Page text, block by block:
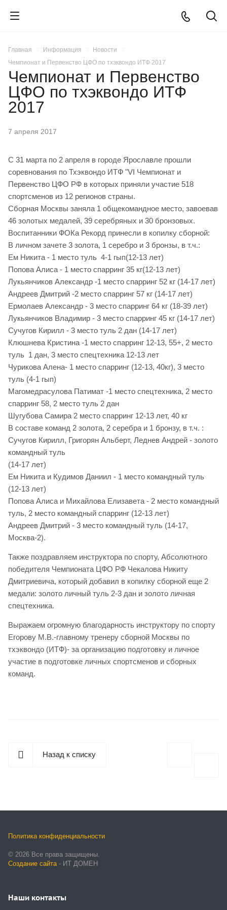
Главная Информация
Новости
Чемпионат и Первенство ЦФО по тхэквондо ИТФ 2017
Чемпионат и Первенство
ЦФО по тхэквондо ИТФ
2017
7 апреля 2017
С 31 марта по 2 апреля в городе Ярославле прошли
соревнования по Тхэквондо ИТФ "VI Чемпионат и
Первенство ЦФО РФ в которых приняли участие 518
спортсменов из 12 регионов страны.
Сборная Москвы заняла 1 общекомандное место, завоевав
46 золотых медалей, 39 серебряных и 30 бронзовых.
Воспитанники ФОКа Рекорд принесли в копилку сборной:
В личном зачете 3 золота, 1 серебро и 3 бронзы, в т.ч.:
Ем Никита - 1 место туль 4-1 гып(12-13 лет)
Попова Алиса - 1 место спарринг 35 кг(12-13 лет)
Лукьянчиков Александр -1 место спарринг 52 кг (14-17 лет)
Андреев Дмитрий -2 место спарринг 57 кг (14-17 лет)
Ермолаев Александр - 3 место спарринг 64 кг (18-39 лет)
Лукьянчиков Владимир - 3 место спарринг 45 кг (14-17 лет)
Сучугов Кирилл - 3 место туль 2 дан (14-17 лет)
Клюшнева Кристина -1 место спарринг 12-13, 55+, 2 место
туль 1 дан, 3 место спецтехника 12-13 лет
Чурикова Алена- 1 место спарринг (12-13, 40кг), 3 место
туль (4-1 гып)
Магомедрасулова Патимат -1 место спецтехника, 2 место
спарринг 58, 2 место туль 2 дан
Шугубова Самира 2 место спарринг 12-13 лет, 40 кг
В составе команд 2 золота, 2 серебра и 1 бронзу, в т.ч. :
Сучугов Кирилл, Григорян Альберт, Леднев Андрей - золото
командный туль
(14-17 лет)
Ем Никита и Кудимов Даниил - 1 место командный туль
(12-13 лет)
Попова Алиса и Михайлова Елизавета - 2 место командный
туль, 2 место командный спарринг (12-13 лет)
Андреев Дмитрий - 3 место командный туль (14-17,
Москва-2).
Также поздравляем инструктора по спорту, Абсолютного
победителя Чемпионата ЦФО РФ Чекалова Никиту
Дмитриевича, который добавил в копилку сборной еще 2
медали: золото личный туль 2-3 дан и золото личная
спецтехника.
Выражаем огромную благодарность инструктору по спорту
Егорову М.В.-главному тренеру сборной Москвы по
тхэквондо (ИТФ)- за организацию подготовку и личное
участие в подготовке личных спортсменов и сборных
команд.
Назад к списку
Политика конфиденциальности
© 2026 Все права защищены.
Создание сайта - ИТ ДОМЕН
Наши контакты